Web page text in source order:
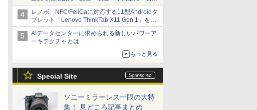
代理店などが実装フェーズへ
レノボ、NFC/FeliCaに対応する11型Androidタ
ブレット「Lenovo ThinkTab X11 Gen 1」を発
売
AIデータセンターに求められる新しいパワーア
ーキテクチャとは
もっと見る
Special Site
ソニーミラーレス一眼の大特
集！ 見どころ記事まとめ